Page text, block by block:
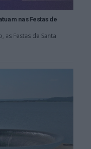
nas Festas de
as Festas de Santa